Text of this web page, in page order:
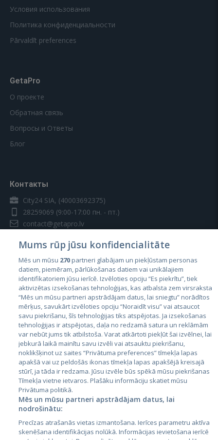
Условия использования
Политика конфиденциальности
Pārvaldīt preferences
GetaPro
О проекте
Обратная связь
Вопросы и Ответы
Блог
Контакты
City24 SIA, (40003692375)
28259069 (9:00-17:00 пн. - пт.)
contact@getapro.lv
Страны
Эстония
Латвия
Литва
City24.lv
City24.ee
CVbankas.lt
Kainos.lt
Mums rūp jūsu konfidencialitāte
Mēs un mūsu 270partneri glabājam un piekļūstam personas
datiem, piemēram, pārlūkošanas datiem vai unikālajiem
identifikatoriem jūsu ierīcē. Izvēloties opciju “Es piekrītu”, tiek
aktivizētas izsekošanas tehnoloģijas, kas atbalsta zem virsraksta
“Mēs un mūsu partneri apstrādājam datus, lai sniegtu” norādītos
mērķus, savukārt izvēloties opciju “Noraidīt visu” vai atsaucot
savu piekrišanu, šīs tehnoloģijas tiks atspējotas. Ja izsekošanas
tehnoloģijas ir atspējotas, daļa no redzamā satura un reklāmām
var nebūt jums tik atbilstoša. Varat atkārtoti piekļūt šai izvēlnei, lai
jebkurā laikā mainītu savu izvēli vai atsauktu piekrišanu,
noklikšķinot uz saites “Privātuma preferences” tīmekļa lapas
apakšā vai uz peldošās ikonas tīmekļa lapas apakšējā kreisajā
stūrī, ja tāda ir redzama. Jūsu izvēle būs spēkā mūsu piekrišanas
Tīmekļa vietne ietvaros. Plašāku informāciju skatiet mūsu
Privātuma politikā.
Mēs un mūsu partneri apstrādājam datus, lai
nodrošinātu:
Precīzas atrašanās vietas izmantošana. Ierīces parametru aktīva
skenēšana identifikācijas nolūkā. Informācijas ievietošana ierīcē